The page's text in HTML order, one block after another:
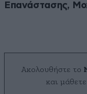
Επανάστασης,
Ακολουθήστε το
και